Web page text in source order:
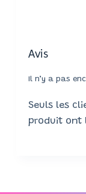
Avis
Il n’y a pas
Seuls les
produit ont